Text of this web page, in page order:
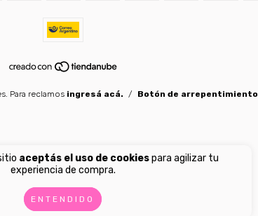
aceptás el uso de cookiespara agilizar tu
experiencia de compra.
ENTENDIDO
Para reclamos ingresá acá. / Botón de arrepentimiento